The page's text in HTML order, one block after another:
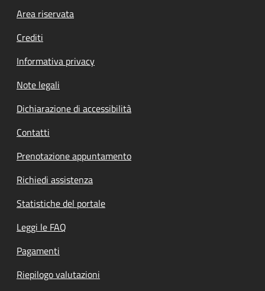
Footer menu
Area riservata
Crediti
Informativa privacy
Note legali
Dichiarazione di accessibilità
Contatti
Prenotazione appuntamento
Richiedi assistenza
Statistiche del portale
Leggi le FAQ
Pagamenti
Riepilogo valutazioni